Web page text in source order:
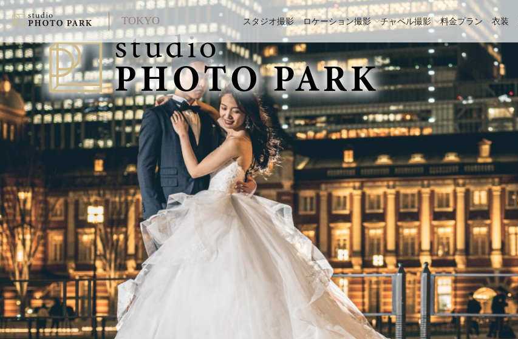
TOKYO スタジオ撮影 ロケーション撮影 チャペル撮影 料金プラン 衣装